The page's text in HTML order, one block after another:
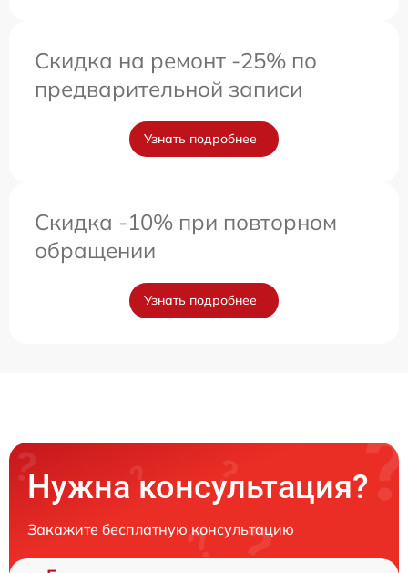
Скидка на ремонт -25% по
предварительной записи
Узнать подробнее
Скидка -10% при повторном
обращении
Узнать подробнее
Нужна консультация?
Закажите бесплатную консультацию